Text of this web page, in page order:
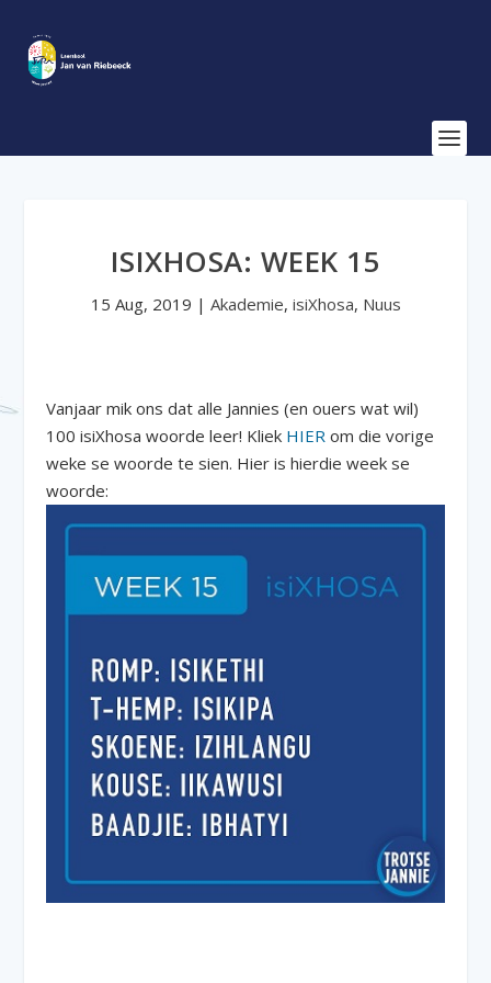
ISIXHOSA: WEEK 15
15 Aug, 2019 | Akademie, isiXhosa, Nuus
Vanjaar mik ons dat alle Jannies (en ouers wat wil)
100 isiXhosa woorde leer! Kliek HIER om die vorige
weke se woorde te sien. Hier is hierdie week se
woorde: